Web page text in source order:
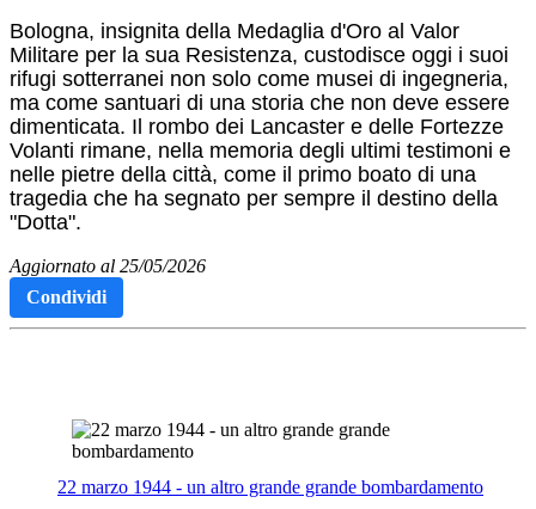
Bologna, insignita della Medaglia d'Oro al Valor
Militare per la sua Resistenza, custodisce oggi i suoi
rifugi sotterranei non solo come musei di ingegneria,
ma come santuari di una storia che non deve essere
dimenticata. Il rombo dei Lancaster e delle Fortezze
Volanti rimane, nella memoria degli ultimi testimoni e
nelle pietre della città, come il primo boato di una
tragedia che ha segnato per sempre il destino della
"Dotta".
Aggiornato al 25/05/2026
Condividi
22 marzo 1944 - un altro grande grande bombardamento